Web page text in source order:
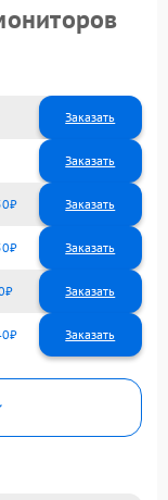
Заказать
Заказать